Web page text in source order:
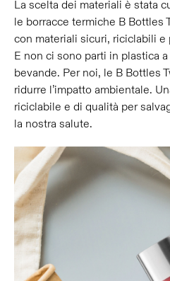
La scelta dei materiali è stata
le borracce termiche B Bottles
con materiali sicuri, riciclabili e
E non ci sono parti in plastica
bevande. Per noi, le B Bottles
ridurre l’impatto ambientale.
riciclabile e di qualità per
la nostra salute.